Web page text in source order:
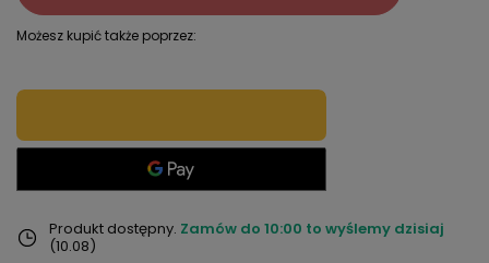
Możesz kupić także poprzez:
Produkt dostępny Zamów do 10:00 to wyślemy dzisiaj
(10.08)